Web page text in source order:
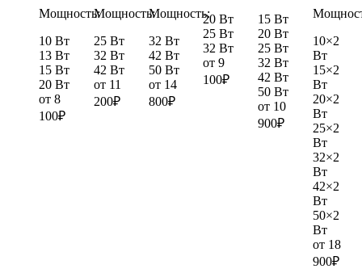
Мощность:
10 Вт
13 Вт
15 Вт
20 Вт
от 8
100₽
Мощность:
25 Вт
32 Вт
42 Вт
от 11
200₽
Мощность:
32 Вт
42 Вт
50 Вт
от 14
800₽
20 Вт
25 Вт
32 Вт
от9
100₽
15 Вт
20 Вт
25 Вт
32 Вт
42 Вт
50 Вт
от 10
900₽
10×2
Вт
15×2
Вт
20×2
Вт
25×2
Вт
32×2
Вт
42×2
Вт
50×2
Вт
от 18
900₽